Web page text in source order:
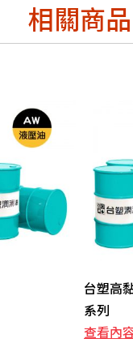
相關商品
台塑高
系列
查看內